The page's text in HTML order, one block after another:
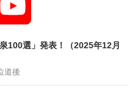
Channel
100選」発表！（2025年12月
道後